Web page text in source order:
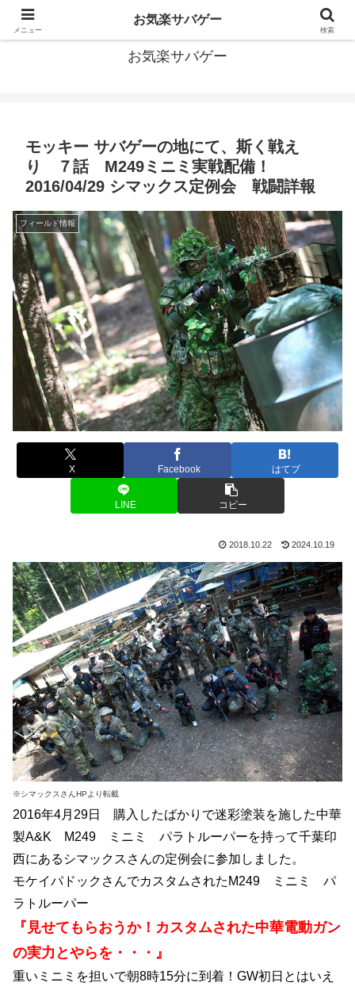
おっさんだってサバゲーがしたい！サバゲーあれこれ情報
お気楽サバゲー
モッキー サバゲーの地にて、斯く戦え
り ７話 M249ミニミ実戦配備！
2016/04/29 シマックス定例会 戦闘詳報
フィールド情報
X Facebook はてブ
LINE コピー
2018.10.22 2024.10.19
※シマックスさんHPより転載
2016年4月29日 購入したばかりで迷彩塗装を施した中華
製A&K M249 ミニミ パラトルーパーを持って千葉印
西にあるシマックスさんの定例会に参加しました。
モケイパドックさんでカスタムされたM249 ミニミ パ
ラトルーパー
『見せてもらおうか！カスタムされた中華電動ガン
の実力とやらを・・・』
重いミニミを担いで朝8時15分に到着！GW初日とはいえ
メニュー
お気楽サバゲー
検索